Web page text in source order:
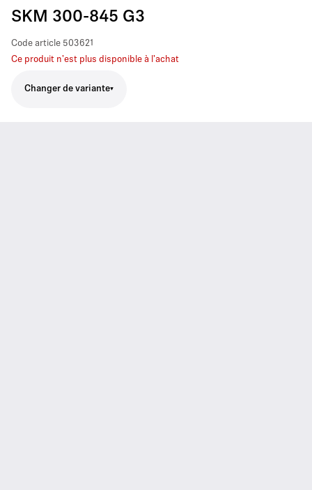
SKM 300-845 G3
Code article 503621
Ce produit n'est plus disponible à l'achat
Changer de variante